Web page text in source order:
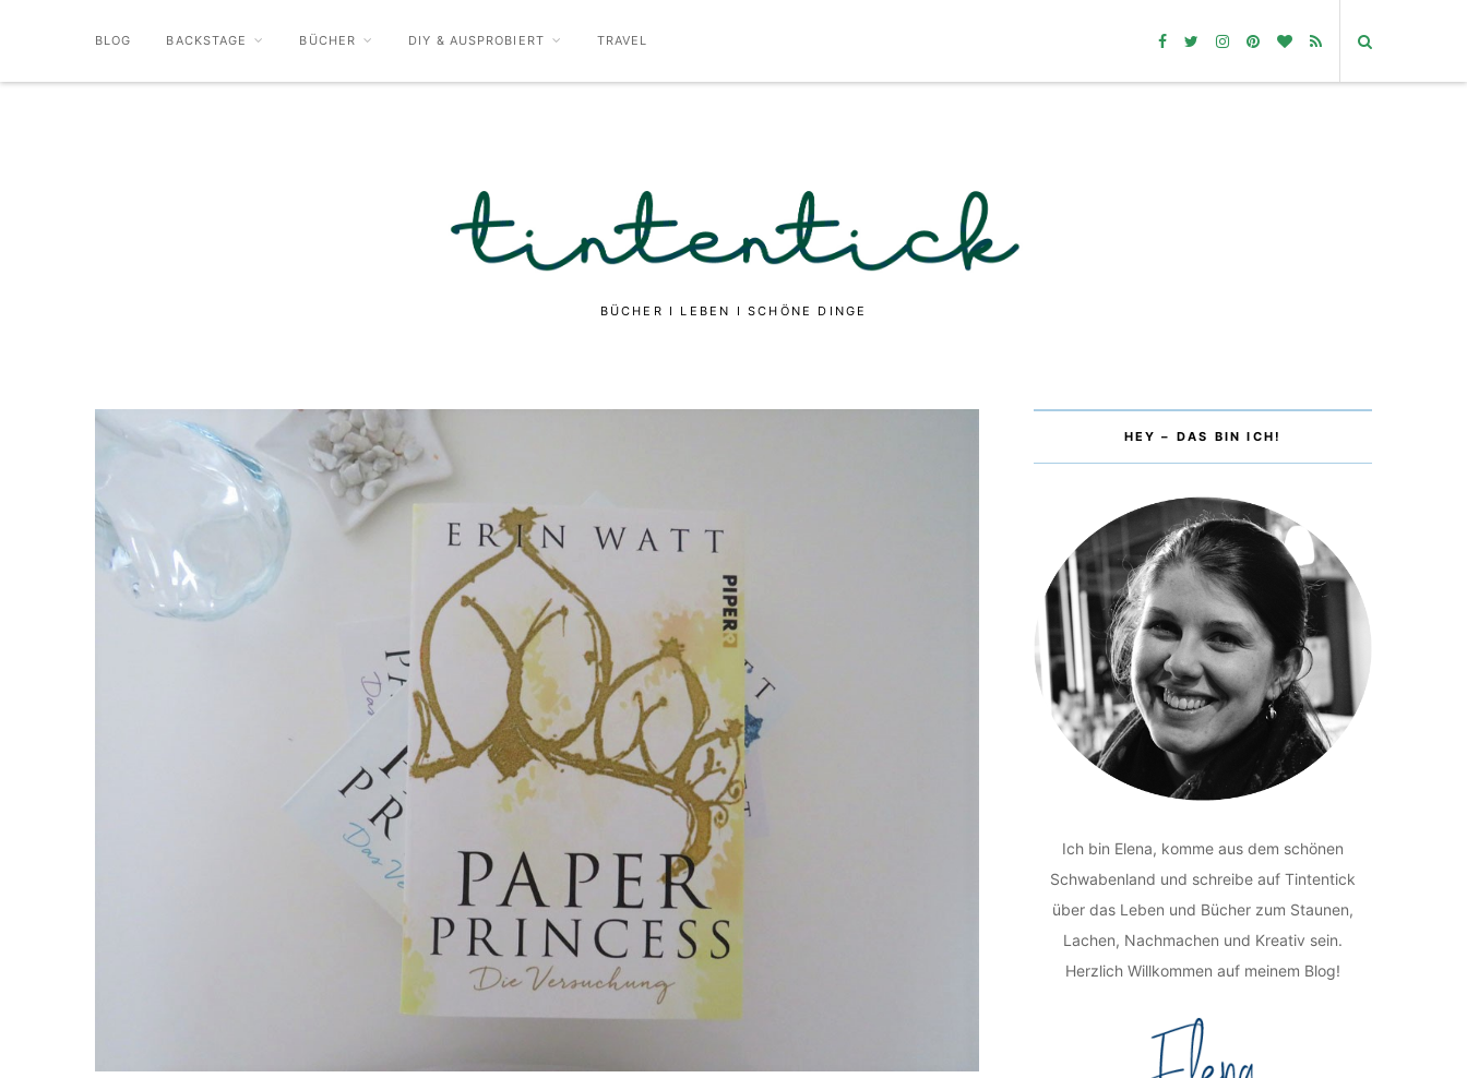
BLOG BACKSTAGE BÜCHER DIY & AUSPROBIERT TRAVEL
BÜCHER I LEBEN I SCHÖNE DINGE
HEY – DAS BIN ICH!
Ich bin Elena, komme aus dem schönen
Schwabenland und schreibe auf Tintentick
über das Leben und Bücher zum Staunen,
Lachen, Nachmachen und Kreativ sein.
Herzlich Willkommen auf meinem Blog!